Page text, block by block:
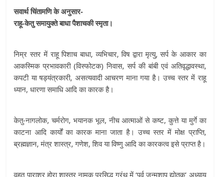
सवार्थ चिंतामणि के अनुसार-
राहू-केतु समायुक्ते बाधा पैशाचकी स्मृता।
निम्र स्तर में राहू पिशाच बाधा, व्यभिचार, विष द्वारा मृत्यु, सर्प के आकार का
आकस्मिक प्रभावकारी (विस्फोटक) निवास, सर्प की बांबी एवं अतिवृद्धावस्था,
कपटी या षड्यंत्रकारी, असत्यवादी आचरण माना गया है। उच्च स्तर में राहू
ध्यान, धारणा समाधि आदि का कारक है।
केतु-नागलोक, चर्मरोग, भयानक भूल, नीच आत्माओं से कष्ट, कुत्ते या मुर्गे का
काटना आदि कार्यों का कारक माना जाता है। उच्च स्तर में मोक्ष प्राप्ति,
ब्रह्मज्ञान, मंत्र शास्त्र, गणेश, शिव या विष्णु आदि का कारकत्व इसे प्राप्त है।
वृहत पाराशर होरा शास्त्र नामक प्रसिद्ध ग्रंथ में ‘पूर्व जन्मशाप द्योतक’ अध्याय